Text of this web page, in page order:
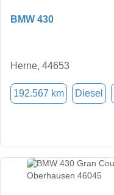
BMW 430
Herne, 44653
192.567 km Diesel